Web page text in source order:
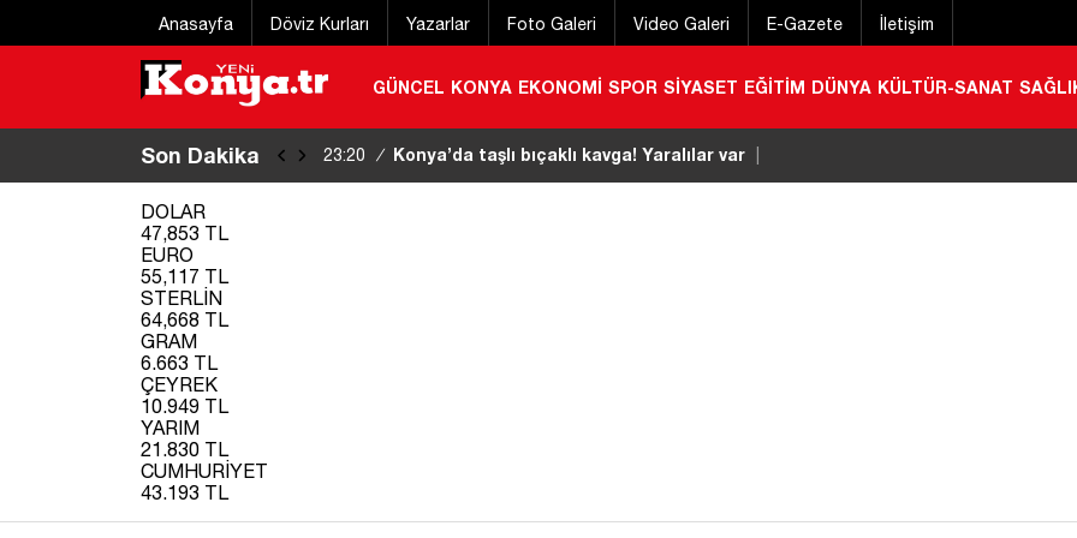
Anasayfa Döviz Kurları Yazarlar Foto Galeri Video Galeri E-Gazete İletişim
GÜNCEL KONYA EKONOMİ SPOR SİYASET EĞİTİM DÜNYA KÜLTÜR-SANAT
Son Dakika 23:20 / Konya’da taşlı bıçaklı kavga! Yaralılar var
DOLAR
47,853 TL
EURO
55,117 TL
STERLİN
64,668 TL
GRAM
6.663 TL
ÇEYREK
10.949 TL
YARIM
21.830 TL
CUMHURİYET
43.193 TL